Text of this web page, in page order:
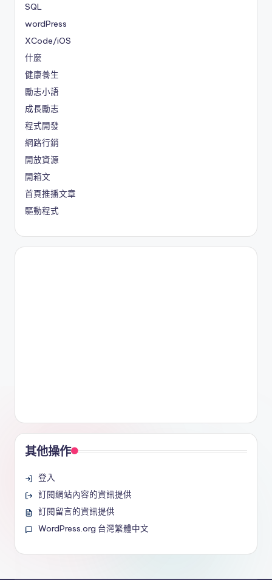
SQL
wordPress
XCode/iOS
什麼
健康養生
勵志小語
成長勵志
程式開發
網路行銷
開放資源
開箱文
首頁推播文章
驅動程式
其他操作
登入
訂閱網站內容的資訊提供
訂閱留言的資訊提供
WordPress.org 台灣繁體中文